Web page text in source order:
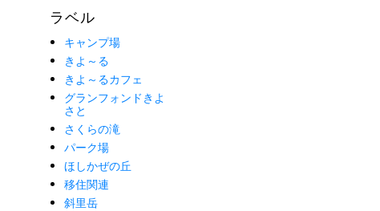
ラベル
キャンプ場
きよ～る
きよ～るカフェ
グランフォンドきよ
さと
さくらの滝
パーク場
ほしかぜの丘
移住関連
斜里岳